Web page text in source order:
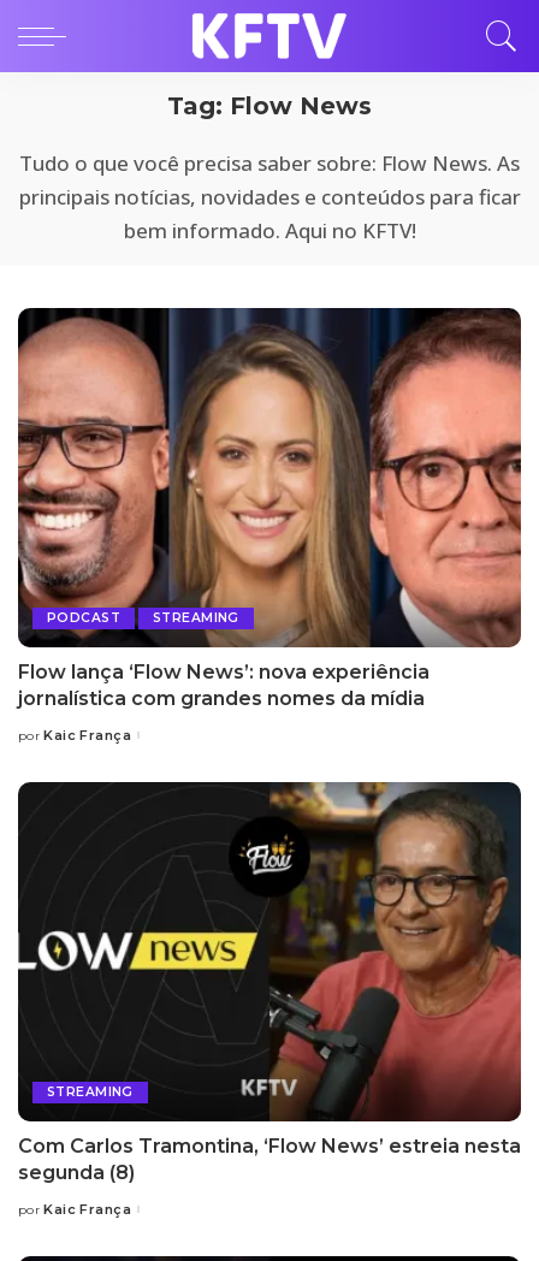
Tag: Flow News
Tudo o que você precisa saber sobre: Flow News. As
principais notícias, novidades e conteúdos para ficar
bem informado. Aqui no KFTV!
PODCAST STREAMING
Flow lança ‘Flow News’: nova experiência
jornalística com grandes nomes da mídia
Posted
por Kaic França
STREAMING
Com Carlos Tramontina, ‘Flow News’ estreia nesta
segunda (8)
Posted
por Kaic França